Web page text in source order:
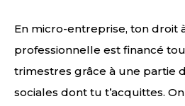
En micro-entreprise, ton droit
professionnelle est financé
trimestres grâce à une partie
sociales dont tu t’acquittes.